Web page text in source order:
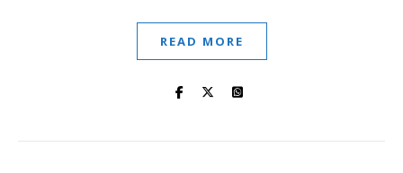
READ MORE